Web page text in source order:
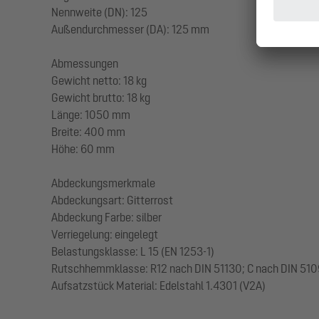
Nennweite (DN): 125
Außendurchmesser (DA): 125 mm
Abmessungen
Gewicht netto: 18 kg
Gewicht brutto: 18 kg
Länge: 1050 mm
Breite: 400 mm
Höhe: 60 mm
Abdeckungsmerkmale
Abdeckungsart: Gitterrost
Abdeckung Farbe: silber
Verriegelung: eingelegt
Belastungsklasse: L 15 (EN 1253-1)
Rutschhemmklasse: R12 nach DIN 51130; C nach DIN